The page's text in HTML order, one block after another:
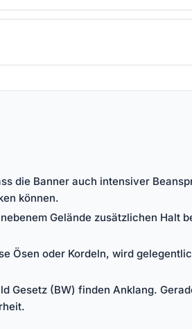
die Banner auch intensiver
können.
Gelände zusätzlichen Halt
Ösen oder Kordeln, wird
Gesetz (BW) finden Anklang.